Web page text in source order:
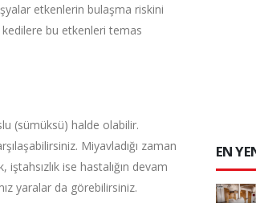
etkenlerin bulaşma riskini
kedilere bu etkenleri temas
(sümüksü) halde olabilir.
Miyavladığı zaman
ise hastalığın devam
yaralar da görebilirsiniz.
EN